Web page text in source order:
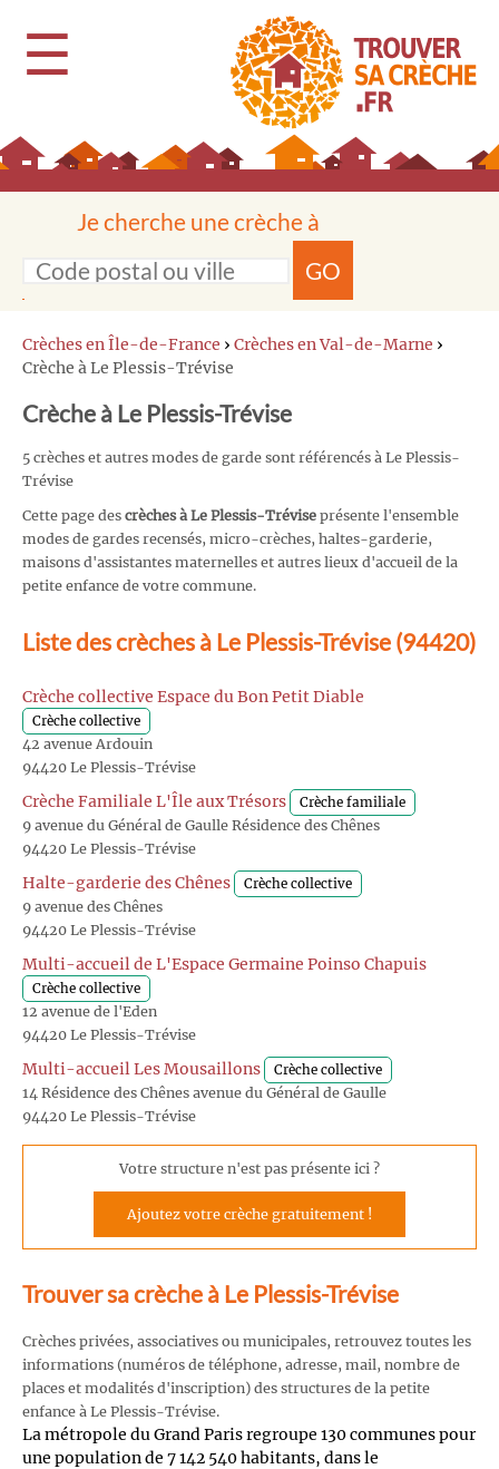
☰
Je cherche une crèche à
GO
Crèches en Île-de-France › Crèches en Val-de-Marne ›
Crèche à Le Plessis-Trévise
Crèche à Le Plessis-Trévise
5 crèches et autres modes de garde sont référencés à Le Plessis-
Trévise
Cette page des crèches à Le Plessis-Trévise présente l'ensemble
modes de gardes recensés, micro-crèches, haltes-garderie,
maisons d'assistantes maternelles et autres lieux d'accueil de la
petite enfance de votre commune.
Liste des crèches à Le Plessis-Trévise (94420)
Crèche collective Espace du Bon Petit Diable
Crèche collective
42 avenue Ardouin
94420 Le Plessis-Trévise
Crèche Familiale L'Île aux Trésors Crèche familiale
9 avenue du Général de Gaulle Résidence des Chênes
94420 Le Plessis-Trévise
Halte-garderie des Chênes Crèche collective
9 avenue des Chênes
94420 Le Plessis-Trévise
Multi-accueil de L'Espace Germaine Poinso Chapuis
Crèche collective
12 avenue de l'Eden
94420 Le Plessis-Trévise
Multi-accueil Les Mousaillons Crèche collective
14 Résidence des Chênes avenue du Général de Gaulle
94420 Le Plessis-Trévise
Votre structure n'est pas présente ici ?
Ajoutez votre crèche gratuitement !
Trouver sa crèche à Le Plessis-Trévise
Crèches privées, associatives ou municipales, retrouvez toutes les
informations (numéros de téléphone, adresse, mail, nombre de
places et modalités d'inscription) des structures de la petite
enfance à Le Plessis-Trévise.
La métropole du Grand Paris regroupe 130 communes pour
une population de 7 142 540 habitants, dans le